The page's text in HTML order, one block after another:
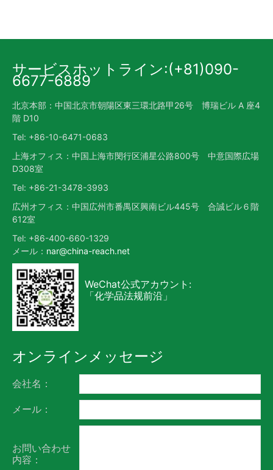
サービスホットライン:(+81)090-
6677-6889
北京本部：中国北京市朝陽区東三環北路甲26号 博瑞ビル A 座4
階 D10
Tel: +86-10-6471-0683
上海オフィス：中国上海市閔行区浦星公路800号 中意国際広場
D308室
Tel: +86-21-3478-3993
広州オフィス：中国広州市番禺区興南ビル445号 合誠ビル６階
612室
Tel: +86-400-660-1329
メール： nar@china-reach.net
WeChat公式アカウント:
「化学品法规前沿」
オンラインメッセージ
会社名：
メール：
お問い合わせ
内容：